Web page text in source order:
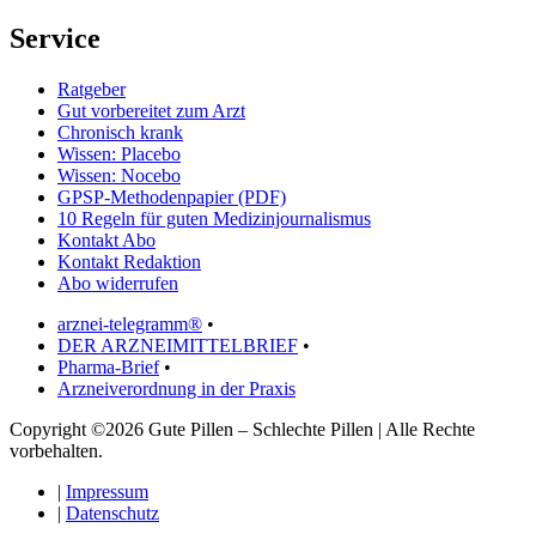
Service
Ratgeber
Gut vorbereitet zum Arzt
Chronisch krank
Wissen: Placebo
Wissen: Nocebo
GPSP-Methodenpapier (PDF)
10 Regeln für guten Medizinjournalismus
Kontakt Abo
Kontakt Redaktion
Abo widerrufen
arznei-telegramm® •
DER ARZNEIMITTELBRIEF •
Pharma-Brief•
Arzneiverordnung in der Praxis
Copyright ©2026 Gute Pillen – Schlechte Pillen | Alle Rechte
vorbehalten.
| Impressum
| Datenschutz